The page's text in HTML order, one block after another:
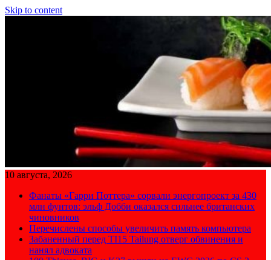
Skip to content
10 августа, 2026
Фанаты «Гарри Поттера» сорвали энергопроект за 430
млн фунтов: эльф Добби оказался сильнее британских
чиновников
Перечислены способы увеличить память компьютера
Забаненный перед TI15 Tailung отверг обвинения и
нанял адвоката